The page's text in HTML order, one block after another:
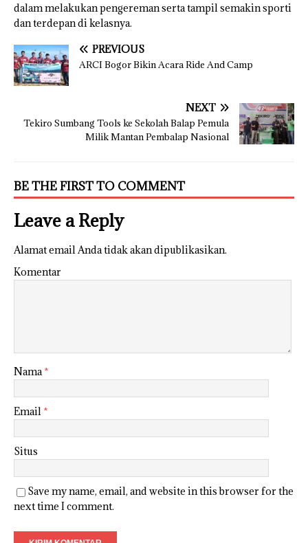
dalam melakukan pengereman serta tampil semakin sporti
dan terdepan di kelasnya.
PREVIOUS
ARCI Bogor Bikin Acara Ride And Camp
NEXT
Tekiro Sumbang Tools ke Sekolah Balap Pemula
Milik Mantan Pembalap Nasional
BE THE FIRST TO COMMENT
Leave a Reply
Alamat email Anda tidak akan dipublikasikan.
Komentar
Nama*
Email *
Situs
Save my name, email, and website in this browser for the
next time I comment.